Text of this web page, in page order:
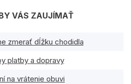
VÁS ZAUJÍMAŤ
zmerať dĺžku chodidla
platby a dopravy
na vrátenie obuvi